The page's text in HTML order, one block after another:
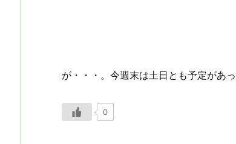
が・・・。今週末は土日とも予定があ
0